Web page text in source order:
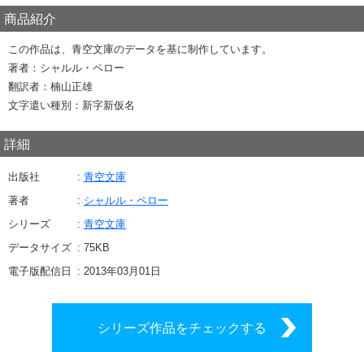
商品紹介
この作品は、青空文庫のデータを基に制作しています。
著者：シャルル・ペロー
翻訳者：楠山正雄
文字遣い種別：新字新仮名
詳細
出版社
青空文庫
著者
シャルル・ペロー
シリーズ
青空文庫
データサイズ
75KB
電子版配信日
2013年03月01日
シリーズ作品をチェックする